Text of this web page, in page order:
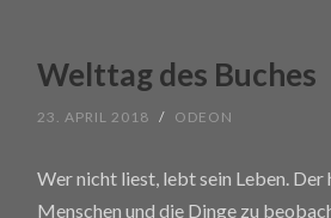
Welttag des Buches
23. APRIL 2018 / ODEON
Wer nicht liest, lebt sein Leben. Der
Menschen und die Dinge zu